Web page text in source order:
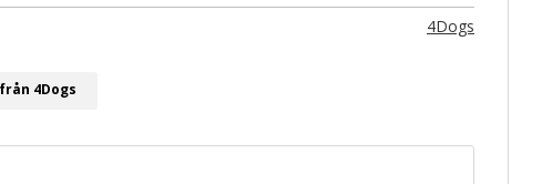
4Dogs
4Dogs